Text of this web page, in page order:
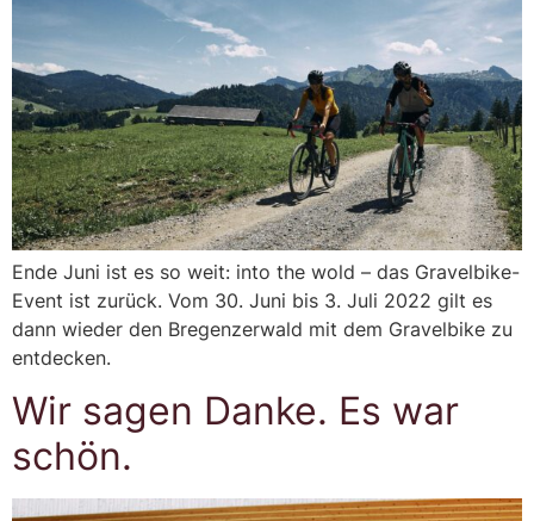
Ende Juni ist es so weit: into the wold – das Gravelbike-
Event ist zurück. Vom 30. Juni bis 3. Juli 2022 gilt es
dann wieder den Bregenzerwald mit dem Gravelbike zu
entdecken.
Wir sagen Danke. Es war
schön.